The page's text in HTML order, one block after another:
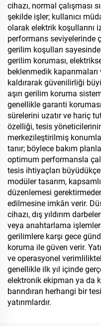
cihazı, normal çalışması
şekilde işler; kullanıcı
olarak elektrik koşullarını
performans seviyelerinde
gerilim koşulları
gerilim koruması,
beklenmedik kapanmaları
kaldırarak güvenilirliği
aşırı gerilim koruma
genellikle garanti
sürelerini uzatır ve hariç
özelliği, tesis
merkezileştirilmiş
tanır; böylece bakım
optimum performansla
tesis ihtiyaçları
modüler tasarım,
düzenlemesi
edilmesine imkân verir.
cihazı, dış yıldırım
veya anahtarlama
gerilimlere karşı gece
koruma ile güven verir.
ve operasyonel
genellikle ilk yıl içinde
elektronik ekipman ya da
barındıran herhangi bir
yatırımlardır.